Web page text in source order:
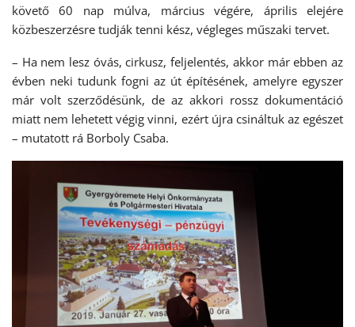
követő 60 nap múlva, március végére, április elejére
közbeszerzésre tudják tenni kész, végleges műszaki tervet.
– Ha nem lesz óvás, cirkusz, feljelentés, akkor már ebben az
évben neki tudunk fogni az út építésének, amelyre egyszer
már volt szerződésünk, de az akkori rossz dokumentáció
miatt nem lehetett végig vinni, ezért újra csináltuk az egészet
– mutatott rá Borboly Csaba.